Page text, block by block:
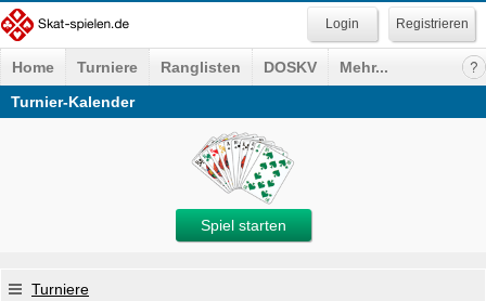
Registrieren
Home Turniere Ranglisten DOSKV
Mehr...
Turnier-Kalender
Spiel starten
Turniere